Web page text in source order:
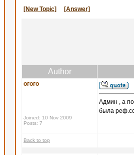
[New Topic] [Answer]
Author
огого
Joined: 10 Nov 2009
Posts: 7
Админ , а
была
Back to top